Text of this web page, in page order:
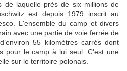
de laquelle près de six millions de
est depuis 1979 inscrit au
L'ensemble du camp et divers
avec une partie de voie ferrée de
55 kilomètres carrés dont
pour le camp à lui seul. C'est une
sur le territoire polonais.